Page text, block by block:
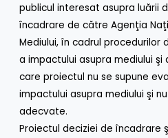
publicul interesat asupra luării
încadrare de către Agenţia
Mediului, în cadrul procedurilor
a impactului asupra mediului
care proiectul nu se supune
impactului asupra mediului şi
adecvate.
Proiectul deciziei de încadrare